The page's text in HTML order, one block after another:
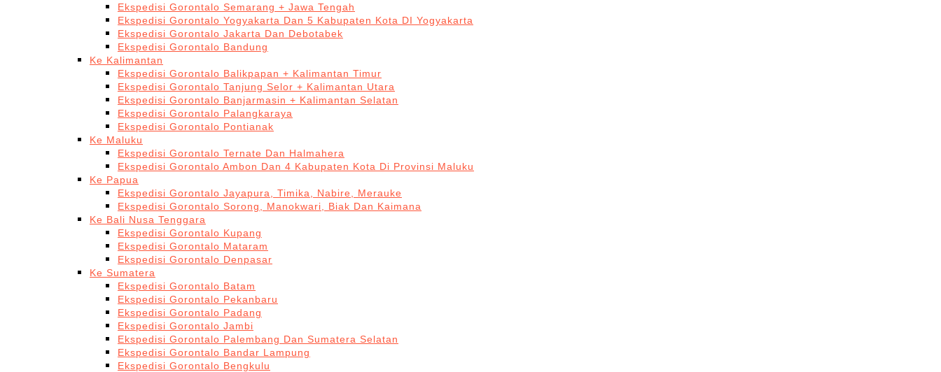
Ekspedisi Gorontalo Semarang + Jawa Tengah
Ekspedisi Gorontalo Yogyakarta Dan 5 Kabupaten Kota DI Yogyakarta
Ekspedisi Gorontalo Jakarta Dan Debotabek
Ekspedisi Gorontalo Bandung
Ke Kalimantan
Ekspedisi Gorontalo Balikpapan + Kalimantan Timur
Ekspedisi Gorontalo Tanjung Selor + Kalimantan Utara
Ekspedisi Gorontalo Banjarmasin + Kalimantan Selatan
Ekspedisi Gorontalo Palangkaraya
Ekspedisi Gorontalo Pontianak
Ke Maluku
Ekspedisi Gorontalo Ternate Dan Halmahera
Ekspedisi Gorontalo Ambon Dan 4 Kabupaten Kota Di Provinsi Maluku
Ke Papua
Ekspedisi Gorontalo Jayapura, Timika, Nabire, Merauke
Ekspedisi Gorontalo Sorong, Manokwari, Biak Dan Kaimana
Ke Bali Nusa Tenggara
Ekspedisi Gorontalo Kupang
Ekspedisi Gorontalo Mataram
Ekspedisi Gorontalo Denpasar
Ke Sumatera
Ekspedisi Gorontalo Batam
Ekspedisi Gorontalo Pekanbaru
Ekspedisi Gorontalo Padang
Ekspedisi Gorontalo Jambi
Ekspedisi Gorontalo Palembang Dan Sumatera Selatan
Ekspedisi Gorontalo Bandar Lampung
Ekspedisi Gorontalo Bengkulu